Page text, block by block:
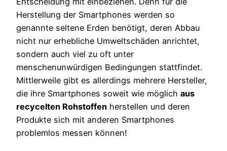
Herstellung der Smartphones werden so
genannte seltene Erden benötigt, deren Abbau
nicht nur erhebliche Umweltschäden anrichtet,
sondern auch viel zu oft unter
menschenunwürdigen Bedingungen stattfindet.
Mittlerweile gibt es allerdings mehrere Hersteller,
die ihre Smartphones soweit wie möglich aus
recycelten Rohstoffen herstellen und deren
Produkte sich mit anderen Smartphones
problemlos messen können!